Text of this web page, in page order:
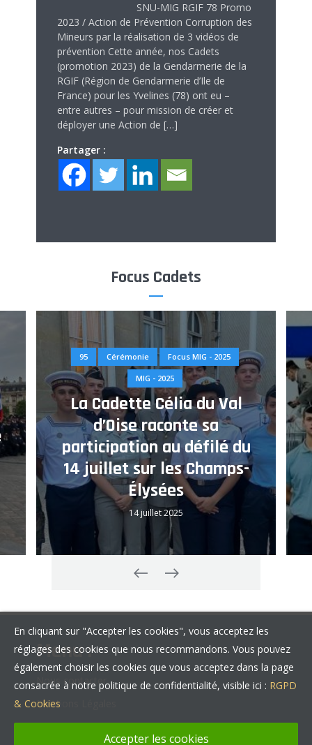
SNU-MIG RGIF 78 Promo
2023 / Action de Prévention Corruption des
Mineurs par la réalisation de 3 vidéos de
prévention Cette année, nos Cadets
(promotion 2023) de la Gendarmerie de la
RGIF (Région de Gendarmerie d’Ile de
France) pour les Yvelines (78) ont eu –
entre autres – pour mission de créer et
déployer une Action de […]
Partager :
Focus Cadets
95 Cérémonie Focus MIG - 2025
MIG - 2025
La Cadette Célia du Val
d’Oise raconte sa
participation au défilé du
14 juillet sur les Champs-
Élysées
14 juillet 2025
Menu :
Nous contacter
Mentions Légales
Politique de confidentialité
En cliquant sur "Accepter les cookies", vous acceptez les
réglages des cookies que nous recommandons. Vous pouvez
également choisir les cookies que vous acceptez dans la page
consacrée à notre politique de confidentialité, visible ici : RGPD
& Cookies
Accepter les cookies